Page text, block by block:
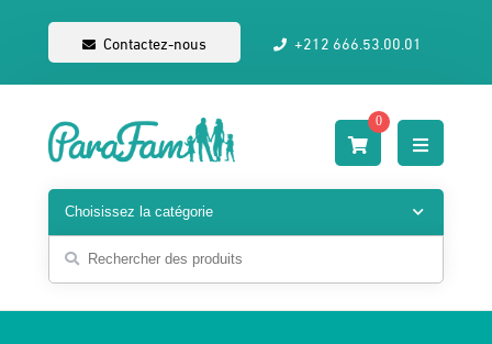
Contactez-nous +212 666.53.00.01
0